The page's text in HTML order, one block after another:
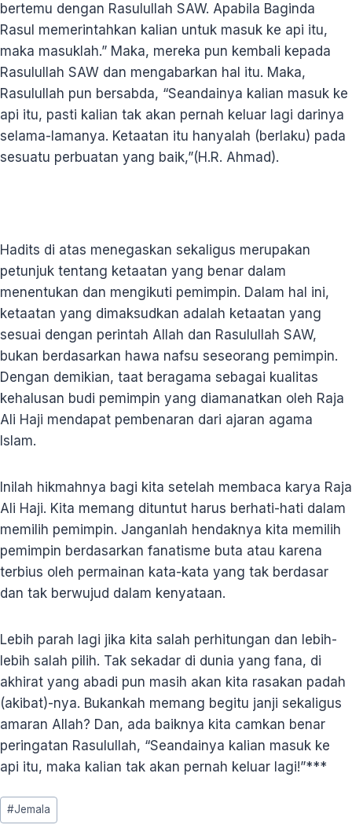
bertemu dengan Rasulullah SAW. Apabila Baginda
Rasul memerintahkan kalian untuk masuk ke api itu,
maka masuklah.” Maka, mereka pun kembali kepada
Rasulullah SAW dan mengabarkan hal itu. Maka,
Rasulullah pun bersabda, “Seandainya kalian masuk ke
api itu, pasti kalian tak akan pernah keluar lagi darinya
selama-lamanya. Ketaatan itu hanyalah (berlaku) pada
sesuatu perbuatan yang baik,”(H.R. Ahmad).
Hadits di atas menegaskan sekaligus merupakan
petunjuk tentang ketaatan yang benar dalam
menentukan dan mengikuti pemimpin. Dalam hal ini,
ketaatan yang dimaksudkan adalah ketaatan yang
sesuai dengan perintah Allah dan Rasulullah SAW,
bukan berdasarkan hawa nafsu seseorang pemimpin.
Dengan demikian, taat beragama sebagai kualitas
kehalusan budi pemimpin yang diamanatkan oleh Raja
Ali Haji mendapat pembenaran dari ajaran agama
Islam.
Inilah hikmahnya bagi kita setelah membaca karya Raja
Ali Haji. Kita memang dituntut harus berhati-hati dalam
memilih pemimpin. Janganlah hendaknya kita memilih
pemimpin berdasarkan fanatisme buta atau karena
terbius oleh permainan kata-kata yang tak berdasar
dan tak berwujud dalam kenyataan.
Lebih parah lagi jika kita salah perhitungan dan lebih-
lebih salah pilih. Tak sekadar di dunia yang fana, di
akhirat yang abadi pun masih akan kita rasakan padah
(akibat)-nya. Bukankah memang begitu janji sekaligus
amaran Allah? Dan, ada baiknya kita camkan benar
peringatan Rasulullah, “Seandainya kalian masuk ke
api itu, maka kalian tak akan pernah keluar lagi!”***
Post
Tags:
#Jemala